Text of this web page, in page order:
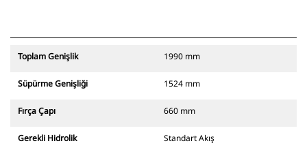
Toplam Genişlik 1990 mm
Süpürme Genişliği 1524 mm
Fırça Çapı 660 mm
Gerekli Hidrolik Standart Akış